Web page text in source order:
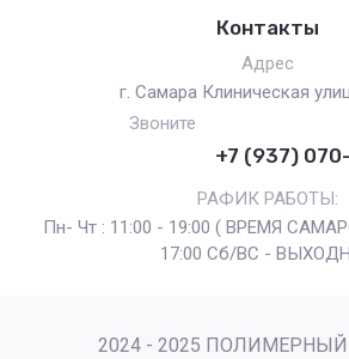
Контакты
Адрес
г. Самара Клиническая
Звоните
+7 (937)
РАФИК РАБОТЫ:
Пн- Чт : 11:00 - 19:00 ( ВРЕМЯ
17:00 Сб/ВС -
2024 - 2025